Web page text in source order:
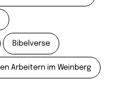
Bibelverse
Arbeitern im Weinberg